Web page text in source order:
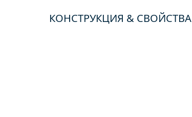
КОНСТРУКЦИЯ & СВОЙСТВА